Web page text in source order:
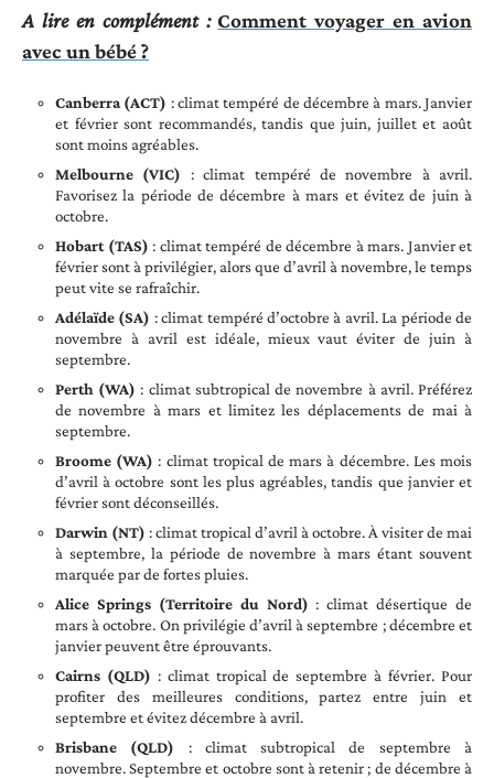
A lire en complément : Comment voyager en avion
avec un bébé ?
Canberra (ACT) : climat tempéré de décembre à mars. Janvier
et février sont recommandés, tandis que juin, juillet et août
sont moins agréables.
Melbourne (VIC) : climat tempéré de novembre à avril.
Favorisez la période de décembre à mars et évitez de juin à
octobre.
Hobart (TAS) : climat tempéré de décembre à mars. Janvier et
février sont à privilégier, alors que d’avril à novembre, le temps
peut vite se rafraîchir.
Adélaïde (SA) : climat tempéré d’octobre à avril. La période de
novembre à avril est idéale, mieux vaut éviter de juin à
septembre.
Perth (WA) : climat subtropical de novembre à avril. Préférez
de novembre à mars et limitez les déplacements de mai à
septembre.
Broome (WA) : climat tropical de mars à décembre. Les mois
d’avril à octobre sont les plus agréables, tandis que janvier et
février sont déconseillés.
Darwin (NT) : climat tropical d’avril à octobre. À visiter de mai
à septembre, la période de novembre à mars étant souvent
marquée par de fortes pluies.
Alice Springs (Territoire du Nord) : climat désertique de
mars à octobre. On privilégie d’avril à septembre ; décembre et
janvier peuvent être éprouvants.
Cairns (QLD) : climat tropical de septembre à février. Pour
profiter des meilleures conditions, partez entre juin et
septembre et évitez décembre à avril.
Brisbane (QLD) : climat subtropical de septembre à
novembre. Septembre et octobre sont à retenir ; de décembre à